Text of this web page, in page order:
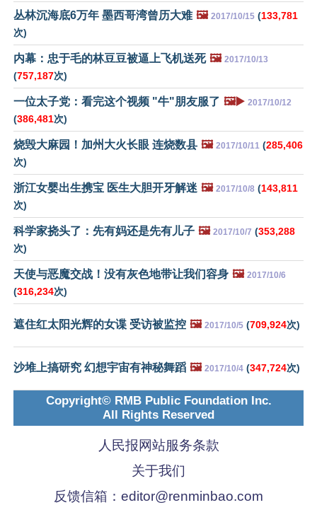
丛林沉海底6万年 墨西哥湾曾历大难 🖼️ 2017/10/15 (133,781
次)
内幕：忠于毛的林豆豆被逼上飞机送死 🖼️ 2017/10/13
(757,187次)
一位太子党：看完这个视频 "牛"朋友服了 🖼️▶️ 2017/10/12
(386,481次)
烧毁大麻园！加州大火长眼 连烧数县 🖼️ 2017/10/11 (285,406
次)
浙江女婴出生携宝 医生大胆开牙解迷 🖼️ 2017/10/8 (143,811
次)
科学家挠头了：先有妈还是先有儿子 🖼️ 2017/10/7 (353,288
次)
天使与恶魔交战！没有灰色地带让我们容身 🖼️ 2017/10/6
(316,234次)
遮住红太阳光辉的女谍 受访被监控 🖼️ 2017/10/5 (709,924次)
沙堆上搞研究 幻想宇宙有神秘舞蹈 🖼️ 2017/10/4 (347,724次)
Copyright© RMB Public Foundation Inc.
All Rights Reserved
人民报网站服务条款
关于我们
反馈信箱： editor@renminbao.com